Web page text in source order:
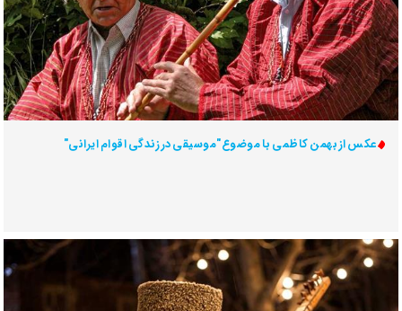
عکس از بهمن کاظمی با موضوع"موسیقی در زندگی اقوام ایرانی"